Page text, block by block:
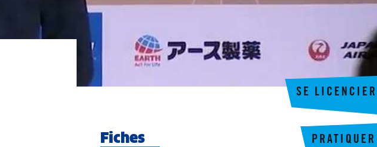
SE LICENCIER
PRATIQUER
Fiches